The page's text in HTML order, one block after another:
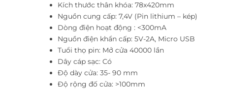
Kích thước thân khóa: 78x420mm
Nguồn cung cấp: 7,4V (Pin lithium – kép)
Dòng điện hoạt động : <300mA
Nguồn điện khẩn cấp: 5V-2A, Micro USB
Tuổi thọ pin: Mở cửa 40000 lần
Dây cáp sạc: Có
Độ dày cửa: 35- 90 mm
Độ rộng đố cửa: >100mm